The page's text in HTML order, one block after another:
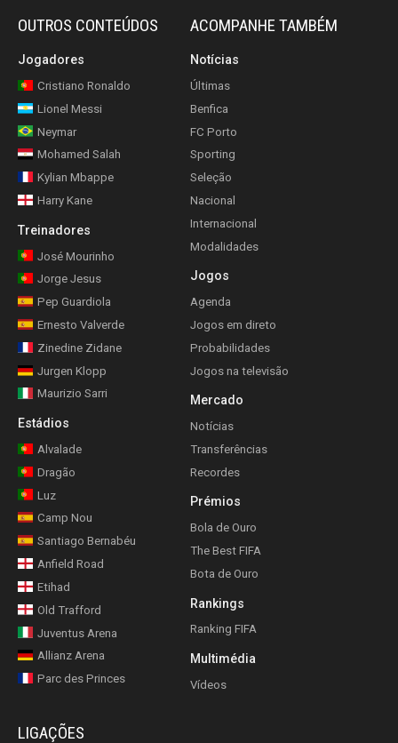
OUTROS CONTEÚDOS
Jogadores
Cristiano Ronaldo
Lionel Messi
Neymar
Mohamed Salah
Kylian Mbappe
Harry Kane
Treinadores
José Mourinho
Jorge Jesus
Pep Guardiola
Ernesto Valverde
Zinedine Zidane
Jurgen Klopp
Maurizio Sarri
Estádios
Alvalade
Dragão
Luz
Camp Nou
Santiago Bernabéu
Anfield Road
Etihad
Old Trafford
Juventus Arena
Allianz Arena
Parc des Princes
ACOMPANHE TAMBÉM
Notícias
Últimas
Benfica
FC Porto
Sporting
Seleção
Nacional
Internacional
Modalidades
Jogos
Agenda
Jogos em direto
Probabilidades
Jogos na televisão
Mercado
Notícias
Transferências
Recordes
Prémios
Bola de Ouro
The Best FIFA
Bota de Ouro
Rankings
Ranking FIFA
Multimédia
Vídeos
LIGAÇÕES